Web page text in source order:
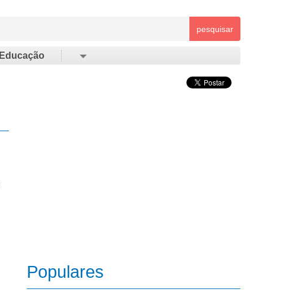
pesquisar
Educação
Populares